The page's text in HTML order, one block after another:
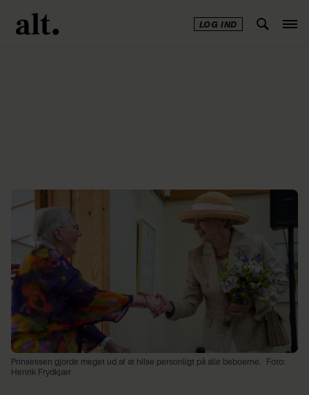
LOG IND
Prinsessen gjorde meget ud af at hilse personligt på alle beboerne.
Foto:
Henrik Frydkjær